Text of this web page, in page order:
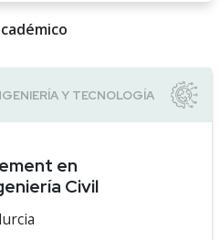
en
Civil